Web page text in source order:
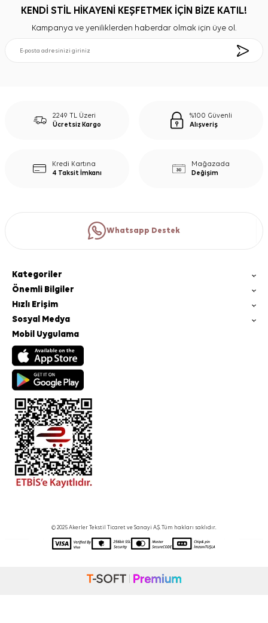
KENDİ STİL HİKAYENİ KEŞFETMEK İÇİN BİZE KATIL!
Kampanya ve yeniliklerden haberdar olmak için üye ol.
2249 TL Üzeri
Ücretsiz Kargo
%100 Güvenli
Alışveriş
Kredi Kartına
4 Taksit İmkanı
Mağazada
Değişim
Whatsapp Destek
Kategoriler
Önemli Bilgiler
Hızlı Erişim
Sosyal Medya
Mobil Uygulama
© 2025 Akerler Tekstil Ticaret ve Sanayi A.Ş. Tüm hakları saklıdır.